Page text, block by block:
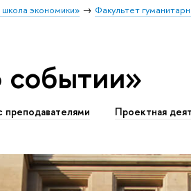
экономики» Факультет
Проектная